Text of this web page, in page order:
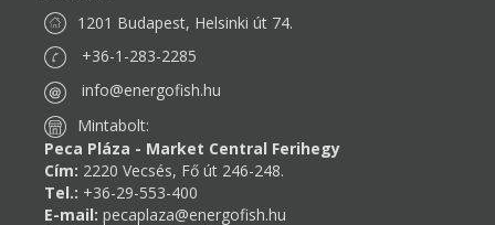
1201 Budapest, Helsinki út 74.
+36-1-283-2285
info@energofish.hu
Mintabolt:
Peca Pláza - Market Central Ferihegy
Cím: 2220 Vecsés, Fő út 246-248.
Tel.: +36-29-553-400
E-mail: pecaplaza@energofish.hu